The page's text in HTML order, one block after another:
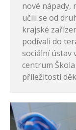
nové nápady,
učili se od
krajské
podívali do
sociální ústav
centrum
příležitosti